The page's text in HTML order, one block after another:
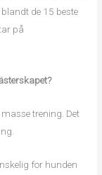
de 15 beste
på
trening. Det
for hunden